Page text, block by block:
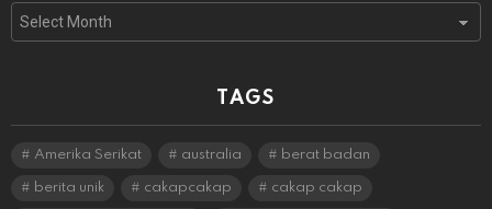
Archives
TAGS
Amerika Serikat australia berat badan
berita unik cakapcakap cakap cakap